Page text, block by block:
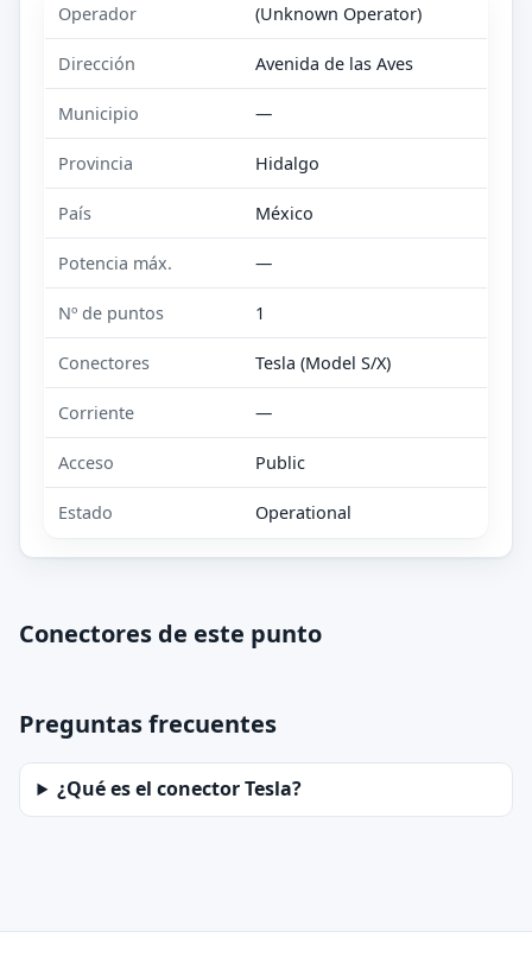
Operador (Unknown Operator)
Dirección Avenida de las Aves
Municipio —
Provincia Hidalgo
País México
Potencia máx. —
Nº de puntos 1
Conectores Tesla (Model S/X)
Corriente —
Acceso Public
Estado Operational
Conectores de este punto
Preguntas frecuentes
¿Qué es el conector Tesla?